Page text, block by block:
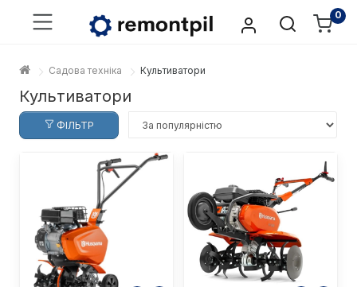
0
Садова техніка Культиватори
Культиватори
ФІЛЬТР